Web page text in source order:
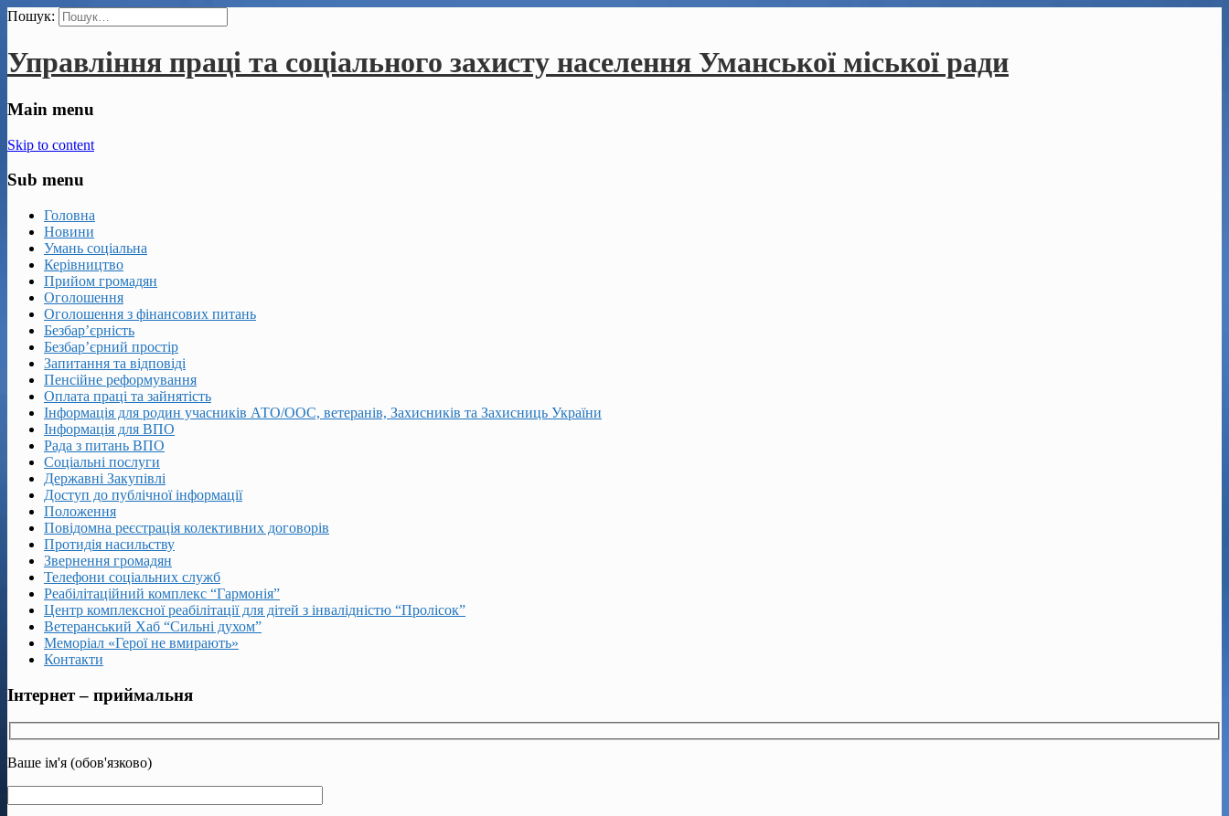
Пошук:
Управління праці та соціального захисту населення Уманської міської ради
Main menu
Skip to content
Sub menu
Головна
Новини
Умань соціальна
Керівництво
Прийом громадян
Оголошення
Оголошення з фінансових питань
Безбар’єрність
Безбар’єрний простір
Запитання та відповіді
Пенсійне реформування
Оплата праці та зайнятість
Інформація для родин учасників АТО/ООС, ветеранів, Захисників та Захисниць України
Інформація для ВПО
Рада з питань ВПО
Соціальні послуги
Державні Закупівлі
Доступ до публічної інформації
Положення
Повідомна реєстрація колективних договорів
Протидія насильству
Звернення громадян
Телефони соціальних служб
Реабілітаційний комплекс “Гармонія”
Центр комплексної реабілітації для дітей з інвалідністю “Пролісок”
Ветеранський Хаб “Сильні духом”
Меморіал «Герої не вмирають»
Контакти
Інтернет – приймальня
Ваше ім'я (обов'язково)